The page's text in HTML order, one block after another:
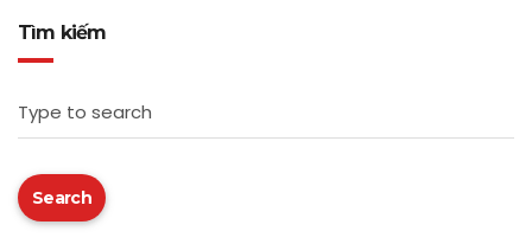
Tìm kiếm
Type to search
Search